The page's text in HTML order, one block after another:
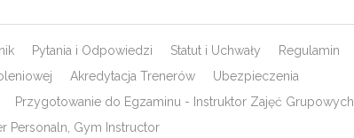
Pytania i Odpowiedzi Statut i Uchwały Regulamin
Akredytacja Trenerów
Ubezpieczenia
Przygotowanie do Egzaminu - Instruktor Zajęć Grupowych
Personaln, Gym Instructor